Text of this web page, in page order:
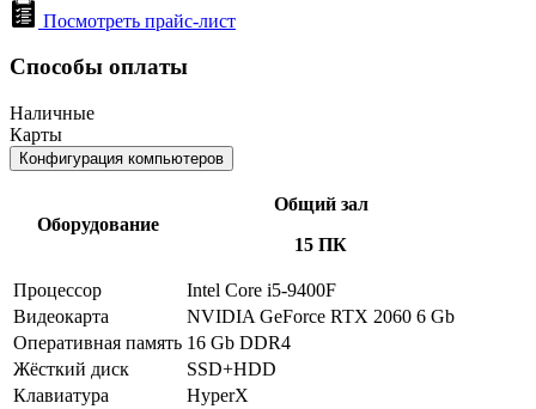
Посмотреть прайс-лист
Способы оплаты
Наличные
Карты
Конфигурация компьютеров
Оборудование
Общий зал
15 ПК
Процессор
Intel Core i5-9400F
Видеокарта
NVIDIA GeForce RTX 2060 6 Gb
Оперативная память 16 Gb DDR4
Жёсткий диск
SSD+HDD
Клавиатура
HyperX